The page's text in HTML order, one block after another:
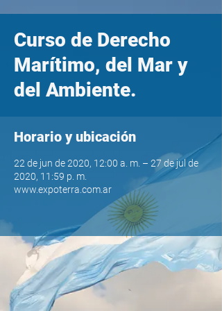
Curso de Derecho
Marítimo, del Mar y
del Ambiente.
Horario y ubicación
22 de jun de 2020, 12:00 a. m. – 27 de jul de
2020, 11:59 p. m.
www.expoterra.com.ar